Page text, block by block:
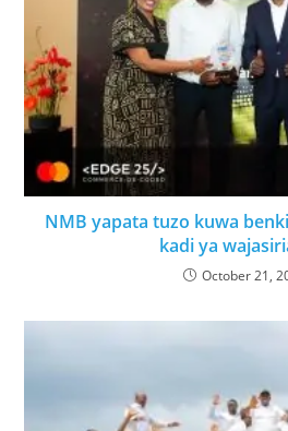
NMB yapata tuzo kuwa
kadi ya
October 21,